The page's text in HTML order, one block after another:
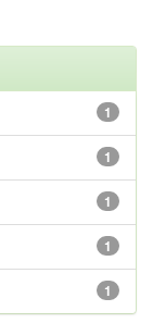
1
1
1
1
1